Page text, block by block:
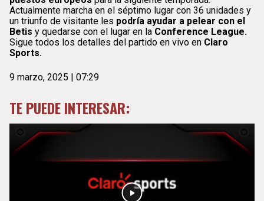
Actualmente marcha en el séptimo lugar con 36 unidades y
un triunfo de visitante les podría ayudar a pelear con el
Betis y quedarse con el lugar en la Conference League.
Sigue todos los detalles del partido en vivo en Claro
Sports.
9 marzo, 2025 | 07:29
TE PUEDE INTERESAR: